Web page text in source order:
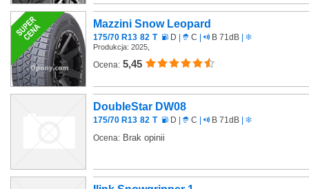
Mazzini Snow Leopard
175/70 R13 82 T D C B 71dB
Produkcja: 2025,
Ocena: 5,45
DoubleStar DW08
175/70 R13 82 T D C B 71dB
Ocena: Brak opinii